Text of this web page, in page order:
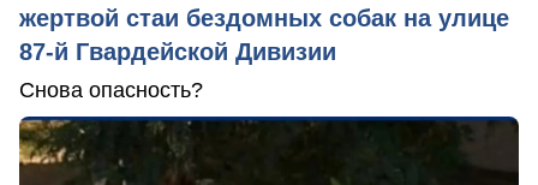
жертвой стаи бездомных собак на улице
87-й Гвардейской Дивизии
Снова опасность?